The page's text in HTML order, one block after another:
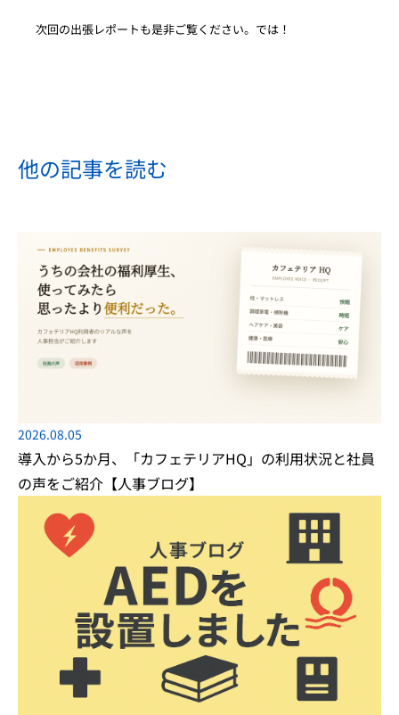
次回の出張レポートも是非ご覧ください。では！
他の記事を読む
2026.08.05
導入から5か月、「カフェテリアHQ」の利用状況と社員
の声をご紹介【人事ブログ】